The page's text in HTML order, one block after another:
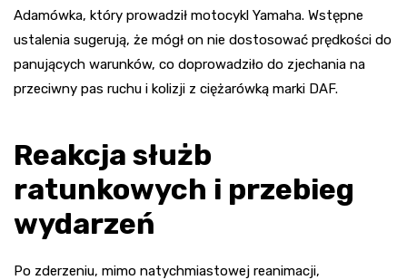
Adamówka, który prowadził motocykl Yamaha. Wstępne
ustalenia sugerują, że mógł on nie dostosować prędkości do
panujących warunków, co doprowadziło do zjechania na
przeciwny pas ruchu i kolizji z ciężarówką marki DAF.
Reakcja służb
ratunkowych i przebieg
wydarzeń
Po zderzeniu, mimo natychmiastowej reanimacji,